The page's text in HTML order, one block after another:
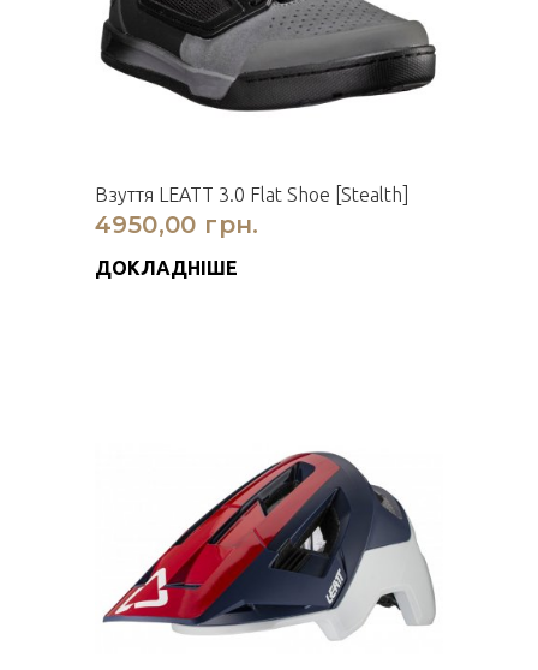
Взуття LEATT 3.0 Flat Shoe [Stealth]
4950,00 грн.
ДОКЛАДНІШЕ